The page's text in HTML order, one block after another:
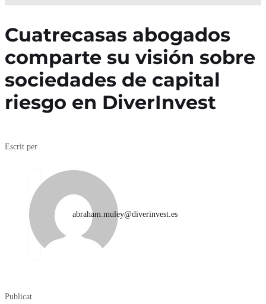
Cuatrecasas abogados
comparte su visión sobre
sociedades de capital
riesgo en DiverInvest
Escrit per
abraham.muley@diverinvest.es
Publicat